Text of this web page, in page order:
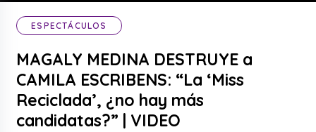
ESPECTÁCULOS
MAGALY MEDINA DESTRUYE a
CAMILA ESCRIBENS: “La ‘Miss
Reciclada’, ¿no hay más
candidatas?” | VIDEO